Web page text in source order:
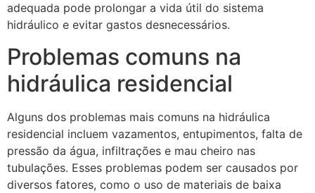
adequada pode prolongar a vida útil do sistema
hidráulico e evitar gastos desnecessários.
Problemas comuns na
hidráulica residencial
Alguns dos problemas mais comuns na hidráulica
residencial incluem vazamentos, entupimentos, falta de
pressão da água, infiltrações e mau cheiro nas
tubulações. Esses problemas podem ser causados por
diversos fatores, como o uso de materiais de baixa